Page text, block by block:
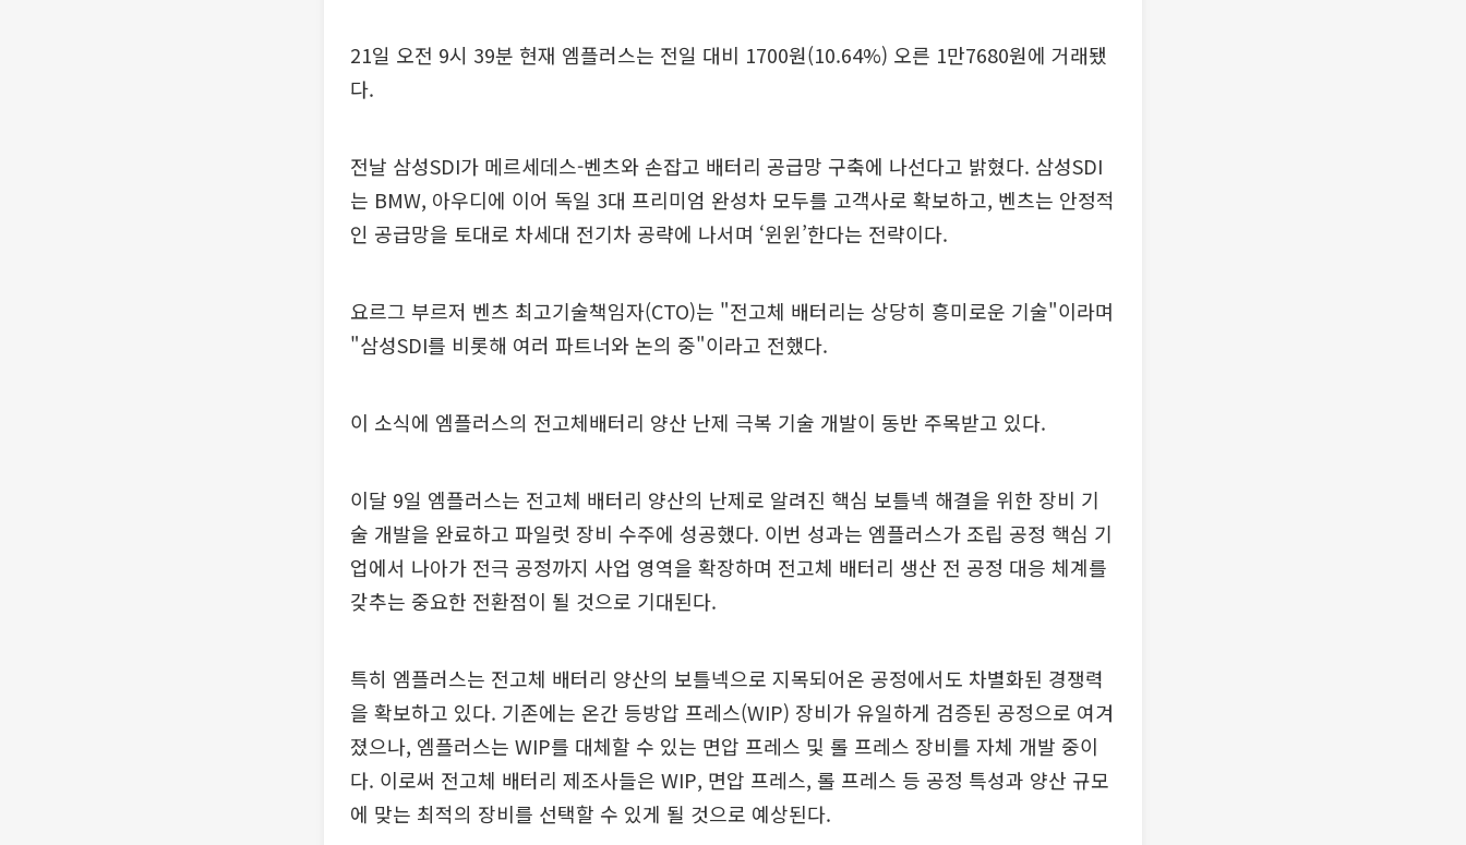
21일 오전 9시 39분 현재 엠플러스는 전일 대비 1700원(10.64%) 오른 1만7680원에 거래됐
다.
전날 삼성SDI가 메르세데스-벤츠와 손잡고 배터리 공급망 구축에 나선다고 밝혔다. 삼성SDI
는 BMW, 아우디에 이어 독일 3대 프리미엄 완성차 모두를 고객사로 확보하고, 벤츠는 안정적
인 공급망을 토대로 차세대 전기차 공략에 나서며 ‘윈윈’한다는 전략이다.
요르그 부르저 벤츠 최고기술책임자(CTO)는 "전고체 배터리는 상당히 흥미로운 기술"이라며
"삼성SDI를 비롯해 여러 파트너와 논의 중"이라고 전했다.
이 소식에 엠플러스의 전고체배터리 양산 난제 극복 기술 개발이 동반 주목받고 있다.
이달 9일 엠플러스는 전고체 배터리 양산의 난제로 알려진 핵심 보틀넥 해결을 위한 장비 기
술 개발을 완료하고 파일럿 장비 수주에 성공했다. 이번 성과는 엠플러스가 조립 공정 핵심 기
업에서 나아가 전극 공정까지 사업 영역을 확장하며 전고체 배터리 생산 전 공정 대응 체계를
갖추는 중요한 전환점이 될 것으로 기대된다.
특히 엠플러스는 전고체 배터리 양산의 보틀넥으로 지목되어온 공정에서도 차별화된 경쟁력
을 확보하고 있다. 기존에는 온간 등방압 프레스(WIP) 장비가 유일하게 검증된 공정으로 여겨
졌으나, 엠플러스는 WIP를 대체할 수 있는 면압 프레스 및 롤 프레스 장비를 자체 개발 중이
다. 이로써 전고체 배터리 제조사들은 WIP, 면압 프레스, 롤 프레스 등 공정 특성과 양산 규모
에 맞는 최적의 장비를 선택할 수 있게 될 것으로 예상된다.